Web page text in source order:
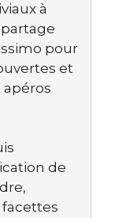
à
pour
et
de